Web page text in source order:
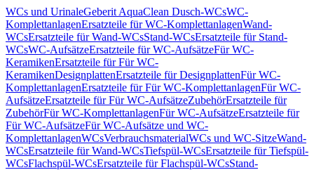
WCs und UrinaleGeberit AquaClean Dusch-WCsWC-
KomplettanlagenErsatzteile für WC-KomplettanlagenWand-
WCsErsatzteile für Wand-WCsStand-WCsErsatzteile für Stand-
WCsWC-AufsätzeErsatzteile für WC-AufsätzeFür WC-
KeramikenErsatzteile für Für WC-
KeramikenDesignplattenErsatzteile für DesignplattenFür WC-
KomplettanlagenErsatzteile für Für WC-KomplettanlagenFür WC-
AufsätzeErsatzteile für Für WC-AufsätzeZubehörErsatzteile für
ZubehörFür WC-KomplettanlagenFür WC-AufsätzeErsatzteile für
Für WC-AufsätzeFür WC-Aufsätze und WC-
KomplettanlagenWCsVerbrauchsmaterialWCs und WC-SitzeWand-
WCsErsatzteile für Wand-WCsTiefspül-WCsErsatzteile für Tiefspül-
WCsFlachspül-WCsErsatzteile für Flachspül-WCsStand-